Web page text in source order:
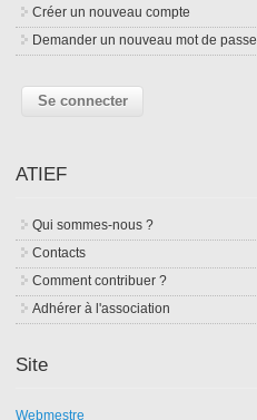
Créer un nouveau compte
Demander un nouveau mot de passe
ATIEF
Qui sommes-nous ?
Contacts
Comment contribuer ?
Adhérer à l'association
Site
Webmestre